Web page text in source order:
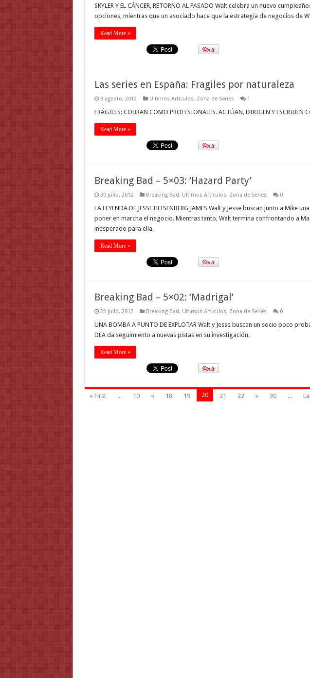
SKYLER Y EL CÁNCER, RETORNO AL PASADO Walt celebra un nuevo
opciones, mientras que un asociado hace que la estrategia de negocios de
Read More »
Las series en España: Fragiles por naturaleza
3 agosto, 2012 Ultimos Articulos, Zona de Series 1
FRÁGILES: COBRAN COMO PROFESIONALES. ACTÚAN, DIRIGEN Y ESCRIBEN
Read More »
Breaking Bad – 5×03: ‘Hazard Party’
30 julio, 2012 Breaking Bad, Ultimos Articulos, Zona de Series 0
LA LEYENDA DE JESSE HEISENBERG JAMES Walt y Jesse buscan junto a Mike
poner en marcha el negocio. Mientras tanto, Walt termina confrontando a
inesperado para ella.
Read More »
Breaking Bad – 5×02: ‘Madrigal’
23 julio, 2012 Breaking Bad, Ultimos Articulos, Zona de Series 0
UNA BOMBA A PUNTO DE EXPLOTAR Walt y Jesse buscan un socio poco
DEA da seguimiento a nuevas pistas en su investigación.
Read More »
« First ... 10 « 18 19 20 21 22 » 30 ...